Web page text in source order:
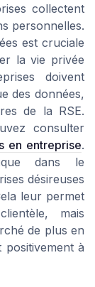
collectent
personnelles.
est cruciale
la vie privée
doivent
des données,
de la RSE.
consulter
en entreprise.
dans le
désireuses
leur permet
mais
de plus en
à